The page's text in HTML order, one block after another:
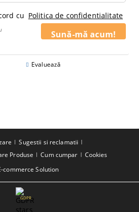
cu Politica de confidentialitate
Evaluează
commerce Solution
Sugestii si reclamatii
Produse Cum cumpar Cookies
GDPR